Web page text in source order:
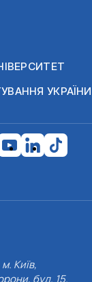
УКРАЇНИ
Київ,
буд. 15.